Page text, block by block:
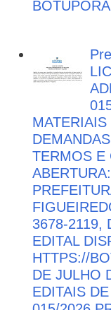
TERMOS E
3678-2119,
EDITAL
HTTPS://
DE JULHO
EDITAIS